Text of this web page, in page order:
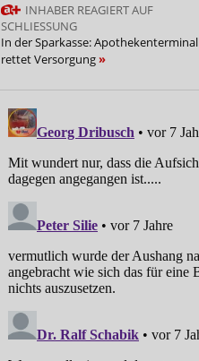
INHABER REAGIERT AUF
SCHLIESSUNG
In der Sparkasse: Apothekenterminal
rettet Versorgung